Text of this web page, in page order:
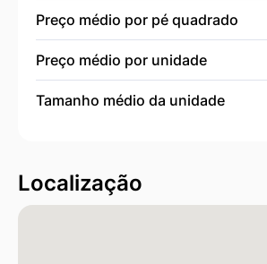
Preço médio por pé quadrado
Preço médio por unidade
Tamanho médio da unidade
Localização